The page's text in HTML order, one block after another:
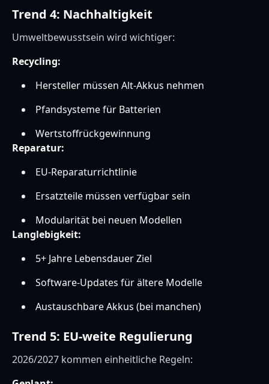
Trend 4: Nachhaltigkeit
Umweltbewusstsein wird wichtiger:
Recycling:
Hersteller müssen Alt-Akkus nehmen
Pfandsysteme für Batterien
Wertstoffrückgewinnung
Reparatur:
EU-Reparaturrichtlinie
Ersatzteile müssen verfügbar sein
Modularität bei neuen Modellen
Langlebigkeit:
5+ Jahre Lebensdauer Ziel
Software-Updates für ältere Modelle
Austauschbare Akkus (bei manchen)
Trend 5: EU-weite Regulierung
2026/2027 kommen einheitliche Regeln: